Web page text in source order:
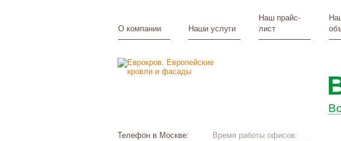
О компании Наши услуги
Наш прайс-
лист
Телефон в Москве:
Время работы офисов: